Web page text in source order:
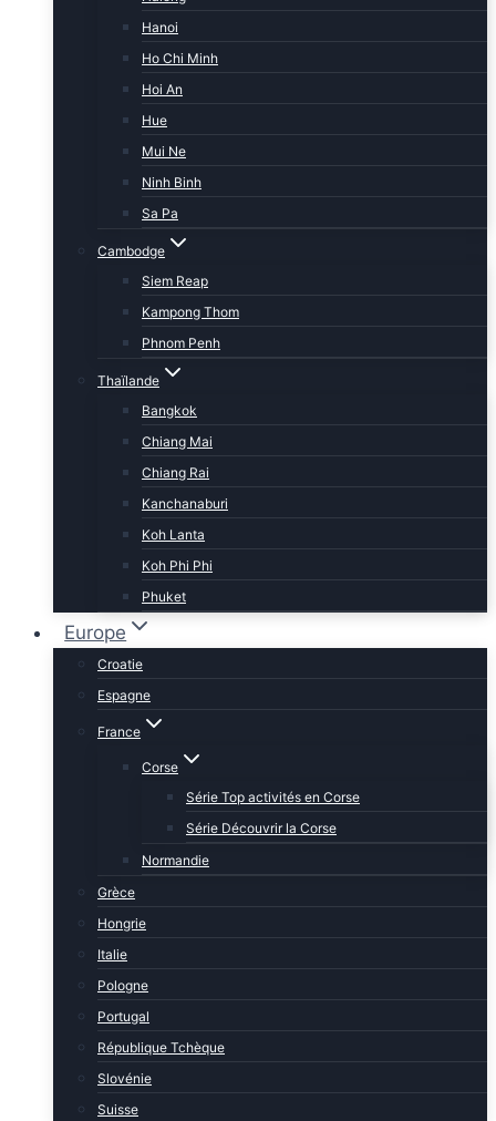
Hanoi
Ho Chi Minh
Hoi An
Hue
Mui Ne
Ninh Binh
Sa Pa
Cambodge
Siem Reap
Kampong Thom
Phnom Penh
Thaïlande
Bangkok
Chiang Mai
Chiang Rai
Kanchanaburi
Koh Lanta
Koh Phi Phi
Phuket
Europe
Croatie
Espagne
France
Corse
Série Top activités en Corse
Série Découvrir la Corse
Normandie
Grèce
Hongrie
Italie
Pologne
Portugal
République Tchèque
Slovénie
Suisse